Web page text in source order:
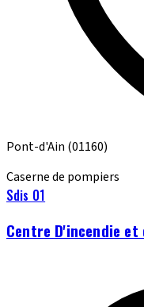
Pont-d'Ain (01160)
Caserne de pompiers
Sdis 01
Centre D'incendie et